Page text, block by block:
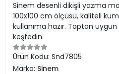
Sinem desenli dikişli yazma
100x100 cm ölçüsü, kaliteli
kullanıma hazır. Toptan
keşfedin.
Ürün Kodu: Snd7805
Marka: Sinem